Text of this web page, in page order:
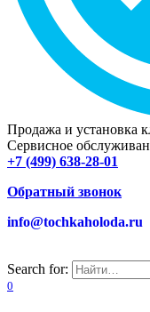
Продажа и установка
Сервисное
+7 (499) 638-28-01
Обратный звонок
info@tochkaholoda.ru
Search for:
0